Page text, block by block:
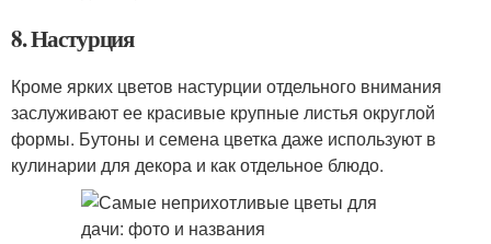
8. Настурция
Кроме ярких цветов настурции отдельного внимания
заслуживают ее красивые крупные листья округлой
формы. Бутоны и семена цветка даже используют в
кулинарии для декора и как отдельное блюдо.